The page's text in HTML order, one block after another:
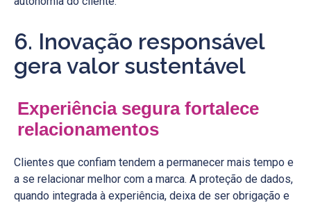
6. Inovação responsável
gera valor sustentável
Experiência segura fortalece
relacionamentos
Clientes que confiam tendem a permanecer mais tempo e
a se relacionar melhor com a marca. A proteção de dados,
quando integrada à experiência, deixa de ser obrigação e